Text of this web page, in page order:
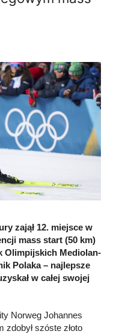
zajął 12. miejsce w
mass start (50 km)
Olimpijskich Mediolan-
Polaka – najlepsze
w całej swojej
Norweg Johannes
szóste złoto